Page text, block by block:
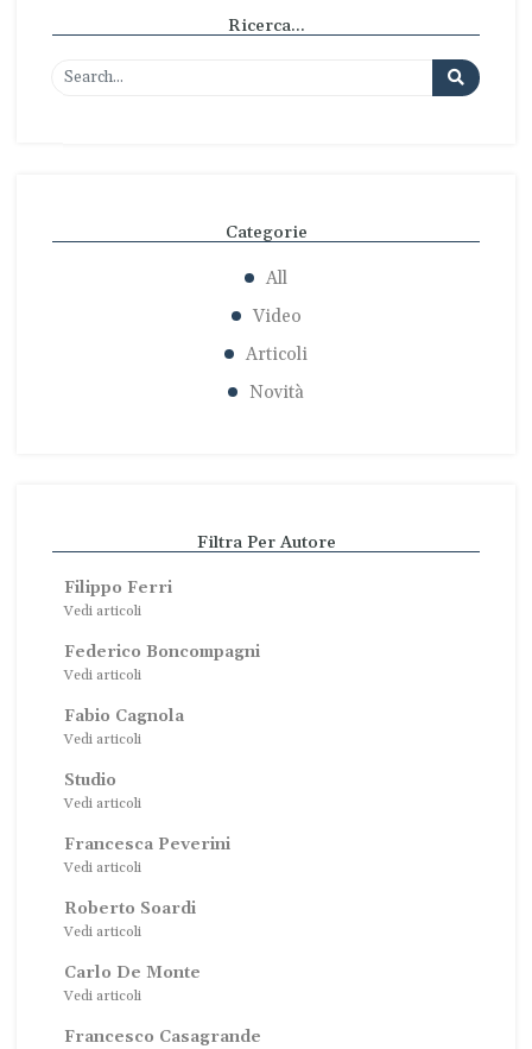
Ricerca...
Categorie
All
Video
Articoli
Novità
Filtra Per Autore
Filippo Ferri
Vedi articoli
Federico Boncompagni
Vedi articoli
Fabio Cagnola
Vedi articoli
Studio
Vedi articoli
Francesca Peverini
Vedi articoli
Roberto Soardi
Vedi articoli
Carlo De Monte
Vedi articoli
Francesco Casagrande